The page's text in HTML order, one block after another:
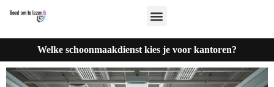
Welke schoonmaakdienst kies je voor kantoren?